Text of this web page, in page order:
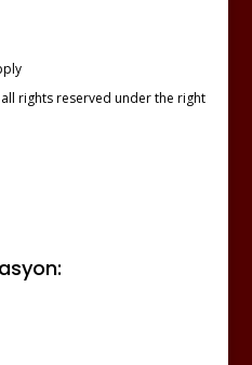
rights reserved under the right